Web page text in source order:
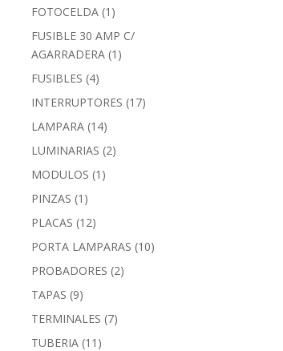
FOTOCELDA (1)
FUSIBLE 30 AMP C/
AGARRADERA (1)
FUSIBLES (4)
INTERRUPTORES (17)
LAMPARA (14)
LUMINARIAS (2)
MODULOS (1)
PINZAS (1)
PLACAS (12)
PORTA LAMPARAS (10)
PROBADORES (2)
TAPAS (9)
TERMINALES (7)
TUBERIA (11)